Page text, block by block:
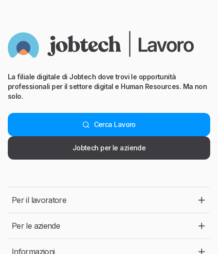
La filiale digitale di Jobtech dove trovi le opportunità
professionali per il settore digital e Human Resources. Ma non
solo.
Cerca Lavoro
Jobtech per le aziende
Per il lavoratore
Per le aziende
Informazioni